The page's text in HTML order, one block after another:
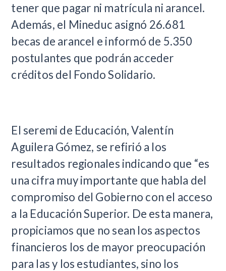
tener que pagar ni matrícula ni arancel.
Además, el Mineduc asignó 26.681
becas de arancel e informó de 5.350
postulantes que podrán acceder
créditos del Fondo Solidario.
El seremi de Educación, Valentín
Aguilera Gómez, se refirió a los
resultados regionales indicando que “es
una cifra muy importante que habla del
compromiso del Gobierno con el acceso
a la Educación Superior. De esta manera,
propiciamos que no sean los aspectos
financieros los de mayor preocupación
para las y los estudiantes, sino los